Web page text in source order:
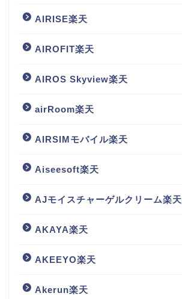
AIRISE楽天
AIROFIT楽天
AIROS Skyview楽天
airRoom楽天
AIRSIMモバイル楽天
Aiseesoft楽天
AJモイスチャーゲルクリーム楽天
AKAYA楽天
AKEEYO楽天
Akerun楽天